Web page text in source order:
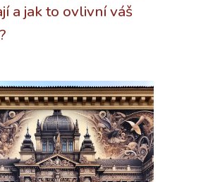
a jak to ovlivní váš